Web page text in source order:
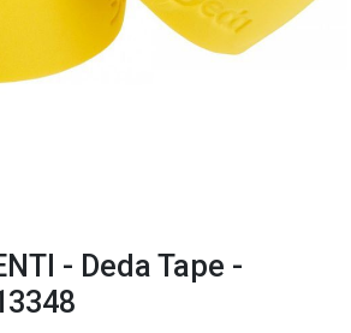
- Deda Tape -